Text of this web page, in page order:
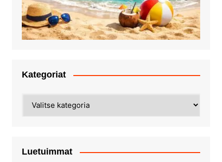
Kategoriat
Luetuimmat